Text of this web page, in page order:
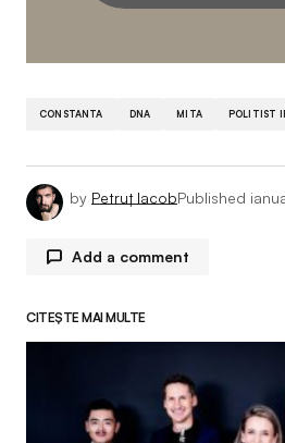
CONSTANTA DNA MITA POLITIST
by Petruț IacobPublished
Add a comment
Adresa ta de email nu va fi
obligatorii sunt marcate cu
Comment
CITEȘTE MAI MULTE